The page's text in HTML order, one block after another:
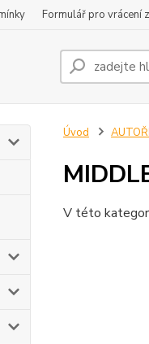
Formulář pro vrácení
Úvod AUTOŘI
V této